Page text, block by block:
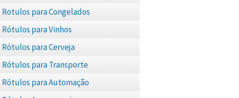
Rotulos para Congelados
Rótulos para Vinhos
Rótulos para Cerveja
Rótulos para Transporte
Rótulos para Automação